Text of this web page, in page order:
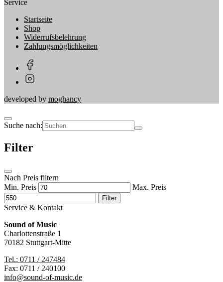
Service
Startseite
Shop
Widerrufsbelehrung
Zahlungsmöglichkeiten
developed by moghancy
Suche nach:
Filter
Nach Preis filtern
Min. Preis
Max. Preis
Filter
Service & Kontakt
Sound of Music
Charlottenstraße 1
70182 Stuttgart-Mitte
Tel.: 0711 / 247484
Fax: 0711 / 240100
info@sound-of-music.de